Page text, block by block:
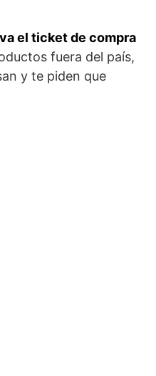
el ticket de compra
fuera del país,
y te piden que